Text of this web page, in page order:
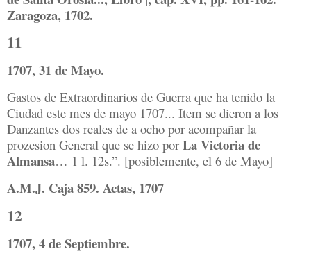
Zaragoza, 1702.
11
1707, 31 de Mayo.
Gastos de Extraordinarios de Guerra que ha tenido la
Ciudad este mes de mayo 1707... Item se dieron a los
Danzantes dos reales de a ocho por acompañar la
prozesion General que se hizo por La Victoria de
Almansa… 1 l. 12s.”. [posiblemente, el 6 de Mayo]
A.M.J. Caja 859. Actas, 1707
12
1707, 4 de Septiembre.